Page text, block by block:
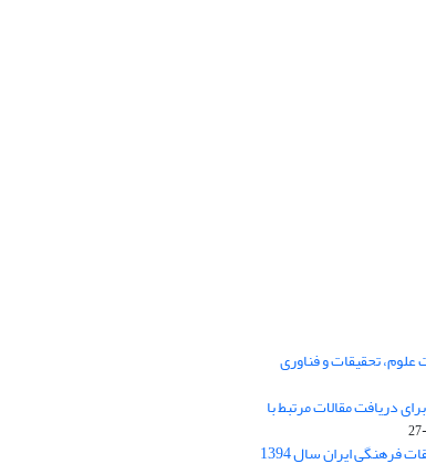
تحقیقات و فناوری
فراخوان تابستان سال 1395 برای دریافت مقالات مرتبط با
فراخوان مقاله فصلنامه تحقیقات فرهنگی ایران سال 1394